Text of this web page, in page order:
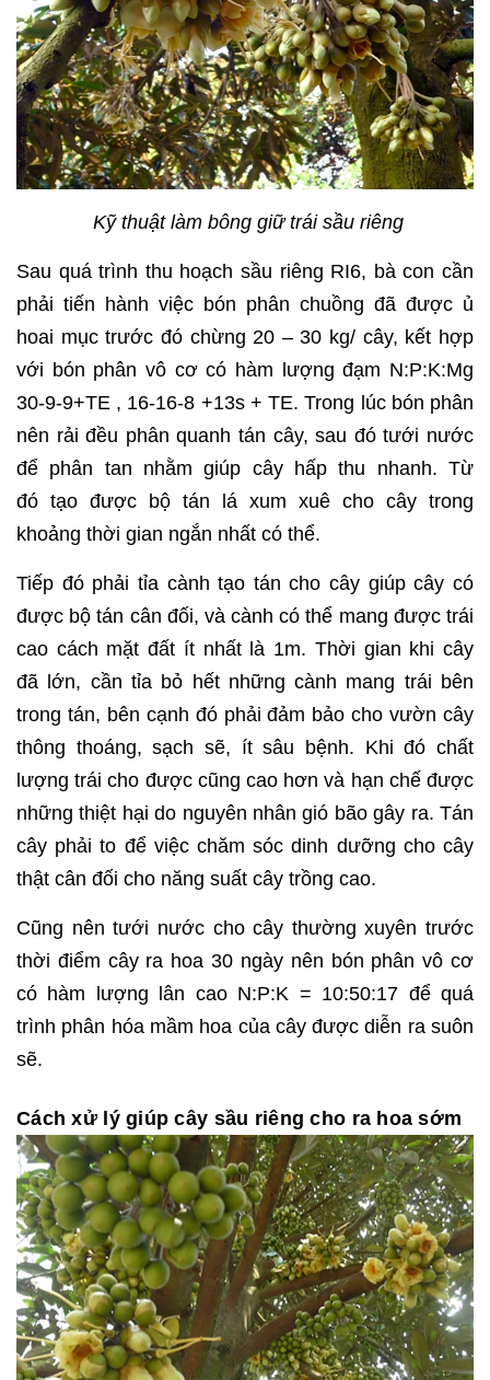
Kỹ thuật làm bông giữ trái sầu riêng
Sau quá trình thu hoạch sầu riêng RI6, bà con cần
phải tiến hành việc bón phân chuồng đã được ủ
hoai mục trước đó chừng 20 – 30 kg/ cây, kết hợp
với bón phân vô cơ có hàm lượng đạm N:P:K:Mg
30-9-9+TE , 16-16-8 +13s + TE. Trong lúc bón phân
nên rải đều phân quanh tán cây, sau đó tưới nước
để phân tan nhằm giúp cây hấp thu nhanh. Từ
đó tạo được bộ tán lá xum xuê cho cây trong
khoảng thời gian ngắn nhất có thể.
Tiếp đó phải tỉa cành tạo tán cho cây giúp cây có
được bộ tán cân đối, và cành có thể mang được trái
cao cách mặt đất ít nhất là 1m. Thời gian khi cây
đã lớn, cần tỉa bỏ hết những cành mang trái bên
trong tán, bên cạnh đó phải đảm bảo cho vườn cây
thông thoáng, sạch sẽ, ít sâu bệnh. Khi đó chất
lượng trái cho được cũng cao hơn và hạn chế được
những thiệt hại do nguyên nhân gió bão gây ra. Tán
cây phải to để việc chăm sóc dinh dưỡng cho cây
thật cân đối cho năng suất cây trồng cao.
Cũng nên tưới nước cho cây thường xuyên trước
thời điểm cây ra hoa 30 ngày nên bón phân vô cơ
có hàm lượng lân cao N:P:K = 10:50:17 để quá
trình phân hóa mầm hoa của cây được diễn ra suôn
sẽ.
Cách xử lý giúp cây sầu riêng cho ra hoa sớm